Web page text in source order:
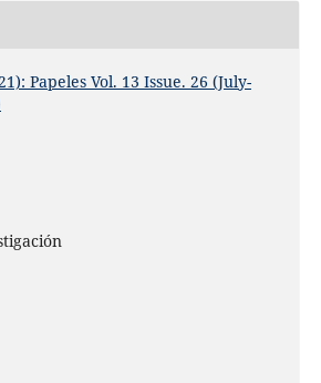
Papeles Vol. 13 Issue. 26 (July-